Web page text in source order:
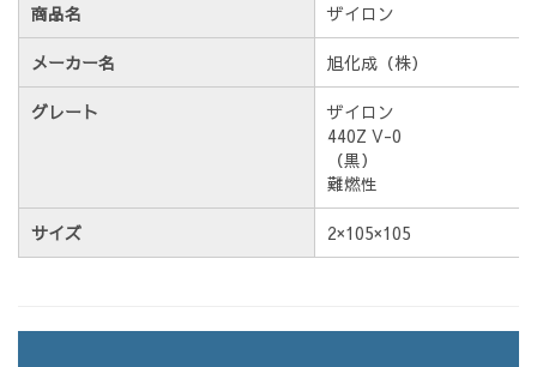
商品名 ザイロン
メーカー名 旭化成（株）
グレート
ザイロン
440Z V-0
（黒）
難燃性
サイズ 2×105×105